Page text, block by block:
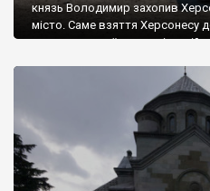
князь Володимир захопив
місто. Саме взяття Херсонесу
диктувати свої умови
Херсонесі Володимир-
А потім було Хрещення Русі.